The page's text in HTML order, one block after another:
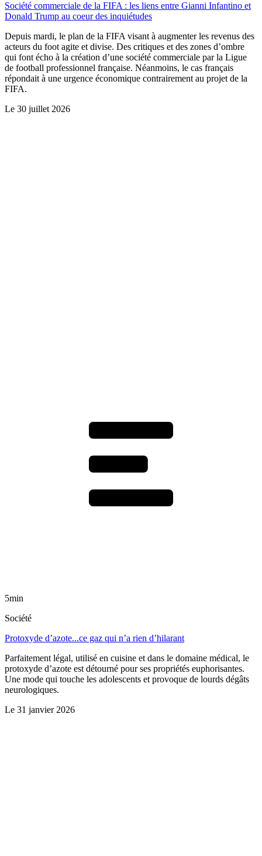
Société commerciale de la FIFA : les liens entre Gianni Infantino et
Donald Trump au coeur des inquiétudes
Depuis mardi, le plan de la FIFA visant à augmenter les revenus des
acteurs du foot agite et divise. Des critiques et des zones d’ombre
qui font écho à la création d’une société commerciale par la Ligue
de football professionnel française. Néanmoins, le cas français
répondait à une urgence économique contrairement au projet de la
FIFA.
Le 30 juillet 2026
5min
Société
Protoxyde d’azote...ce gaz qui n’a rien d’hilarant
Parfaitement légal, utilisé en cuisine et dans le domaine médical, le
protoxyde d’azote est détourné pour ses propriétés euphorisantes.
Une mode qui touche les adolescents et provoque de lourds dégâts
neurologiques.
Le 31 janvier 2026